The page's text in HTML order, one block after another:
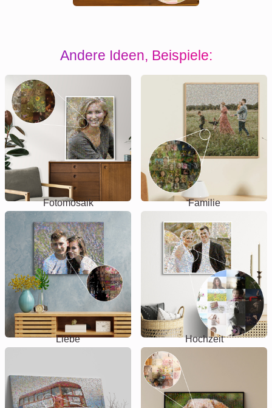
Andere Ideen, Beispiele:
Fotomosaik Familie
Liebe Hochzeit